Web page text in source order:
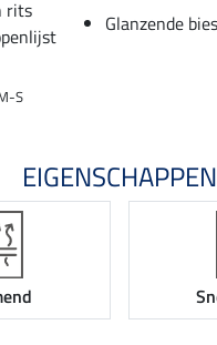
rits
Glanzende
S
EIGENSCHAPPEN